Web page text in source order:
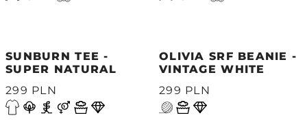
SUNBURN TEE -
SUPER NATURAL
299 PLN
OLIVIA SRF BEANIE -
VINTAGE WHITE
299 PLN